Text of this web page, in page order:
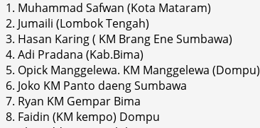
1. Muhammad Safwan (Kota Mataram)
2. Jumaili (Lombok Tengah)
3. Hasan Karing ( KM Brang Ene Sumbawa)
4. Adi Pradana (Kab.Bima)
5. Opick Manggelewa. KM Manggelewa (Dompu)
6. Joko KM Panto daeng Sumbawa
7. Ryan KM Gempar Bima
8. Faidin (KM kempo) Dompu